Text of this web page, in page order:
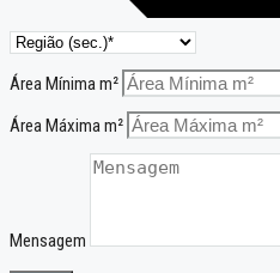
Área Mínima m²
Área Máxima m²
Mensagem